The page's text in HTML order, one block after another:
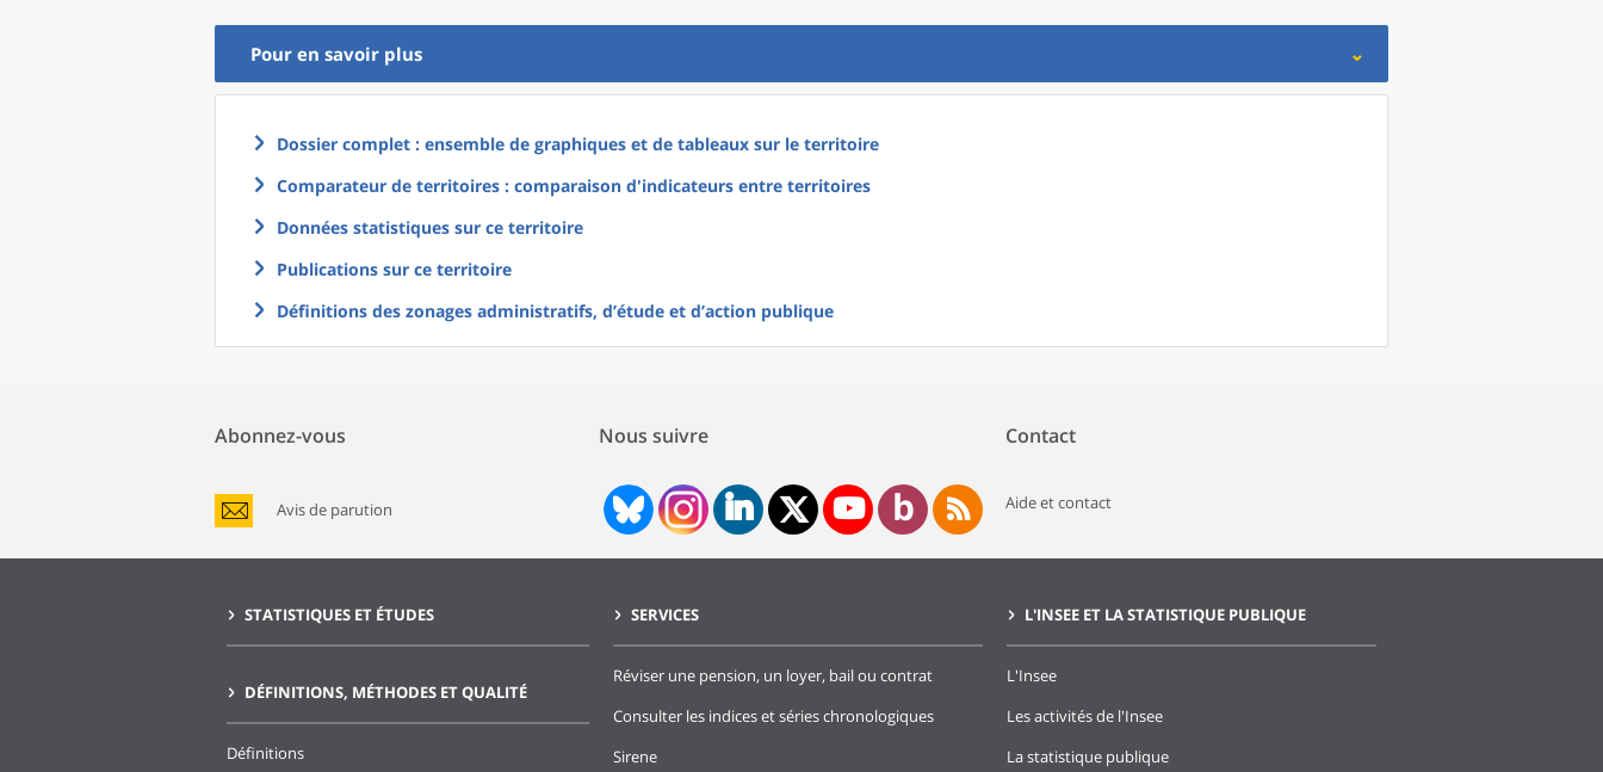
Pour en savoir plus
Dossier complet : ensemble de graphiques et de tableaux sur le territoire
Comparateur de territoires : comparaison d'indicateurs entre territoires
Données statistiques sur ce territoire
Publications sur ce territoire
Définitions des zonages administratifs, d’étude et d’action publique
Abonnez-vous
Avis de parution
Nous suivre Contact
Aide et contact
STATISTIQUES ET ÉTUDES
DÉFINITIONS, MÉTHODES ET QUALITÉ
Définitions
SERVICES
Réviser une pension, un loyer, bail ou contrat
Consulter les indices et séries chronologiques
Sirene
L'INSEE ET LA STATISTIQUE PUBLIQUE
L'Insee
Les activités de l'Insee
La statistique publique